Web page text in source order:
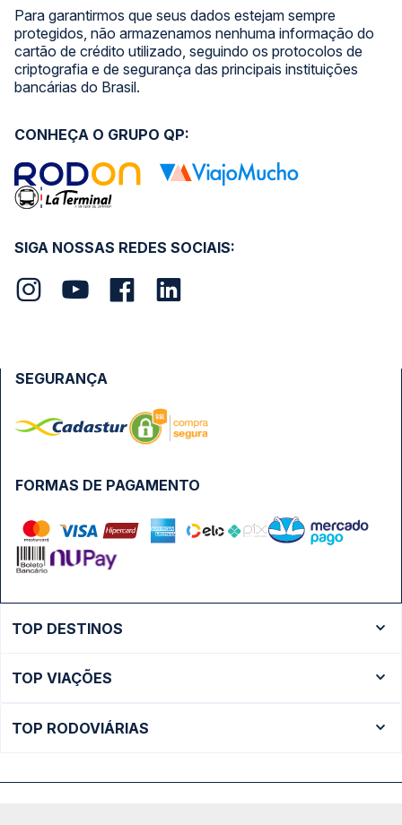
Para garantirmos que seus dados estejam sempre
protegidos, não armazenamos nenhuma informação do
cartão de crédito utilizado, seguindo os protocolos de
criptografia e de segurança das principais instituições
bancárias do Brasil.
SIGA NOSSAS REDES SOCIAIS:
CONHEÇA O GRUPO QP:
FORMAS DE PAGAMENTO
SEGURANÇA
TOP DESTINOS
Ônibus São Paulo
TOP VIAÇÕES
TOP RODOVIÁRIAS